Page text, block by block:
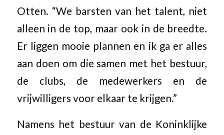
Otten. “We barsten van het talent, niet
alleen in de top, maar ook in de breedte.
Er liggen mooie plannen en ik ga er alles
aan doen om die samen met het bestuur,
de clubs, de medewerkers en de
vrijwilligers voor elkaar te krijgen.”
Namens het bestuur van de Koninklijke